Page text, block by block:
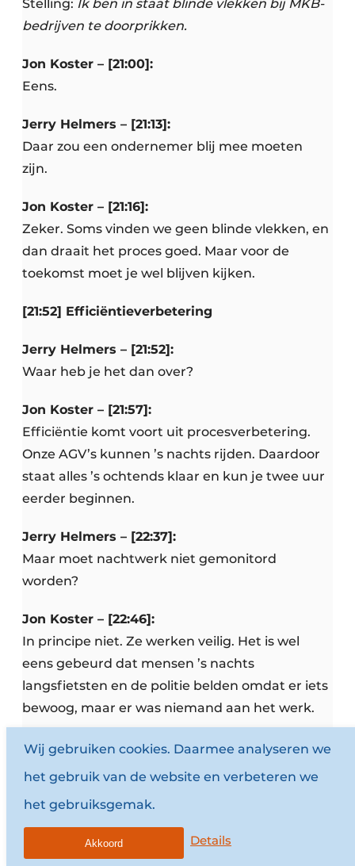
Stelling: Ik ben in staat blinde vlekken bij MKB-
bedrijven te doorprikken.
Jon Koster – [21:00]:
Eens.
Jerry Helmers – [21:13]:
Daar zou een ondernemer blij mee moeten
zijn.
Jon Koster – [21:16]:
Zeker. Soms vinden we geen blinde vlekken, en
dan draait het proces goed. Maar voor de
toekomst moet je wel blijven kijken.
[21:52] Efficiëntieverbetering
Jerry Helmers – [21:52]:
Waar heb je het dan over?
Jon Koster – [21:57]:
Efficiëntie komt voort uit procesverbetering.
Onze AGV’s kunnen ’s nachts rijden. Daardoor
staat alles ’s ochtends klaar en kun je twee uur
eerder beginnen.
Jerry Helmers – [22:37]:
Maar moet nachtwerk niet gemonitord
worden?
Jon Koster – [22:46]:
In principe niet. Ze werken veilig. Het is wel
eens gebeurd dat mensen ’s nachts
langsfietsten en de politie belden omdat er iets
bewoog, maar er was niemand aan het werk.
Jerry Helmers – [23:13]:
Willen ondernemers dit horen in de waan van
Jon Koster – [23:19]:
Ja. Efficiëntie levert snel resultaat op. Vandaag
Wij gebruiken cookies. Daarmee analyseren we
het gebruik van de website en verbeteren we
het gebruiksgemak.
Details
Akkoord